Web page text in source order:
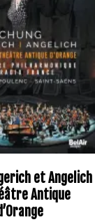
et Angelich
Antique